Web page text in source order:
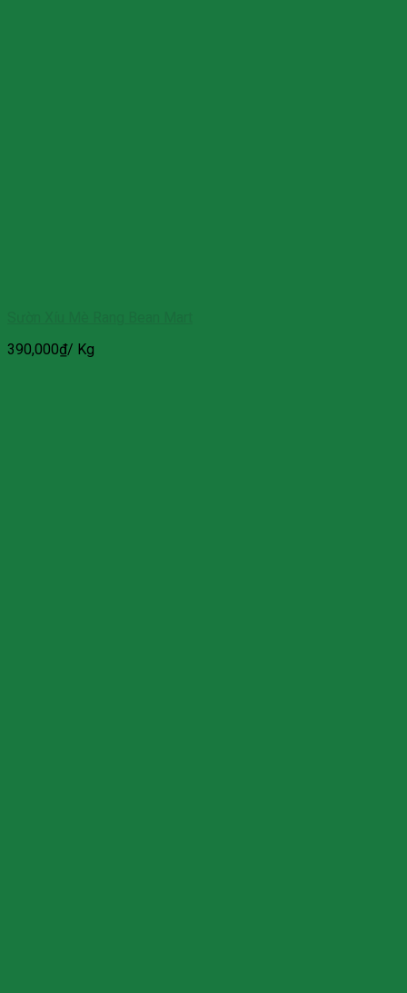
390,000₫/ Kg